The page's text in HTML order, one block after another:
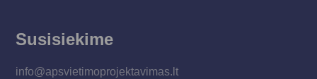
Susisiekime
info@apsvietimoprojektavimas.lt